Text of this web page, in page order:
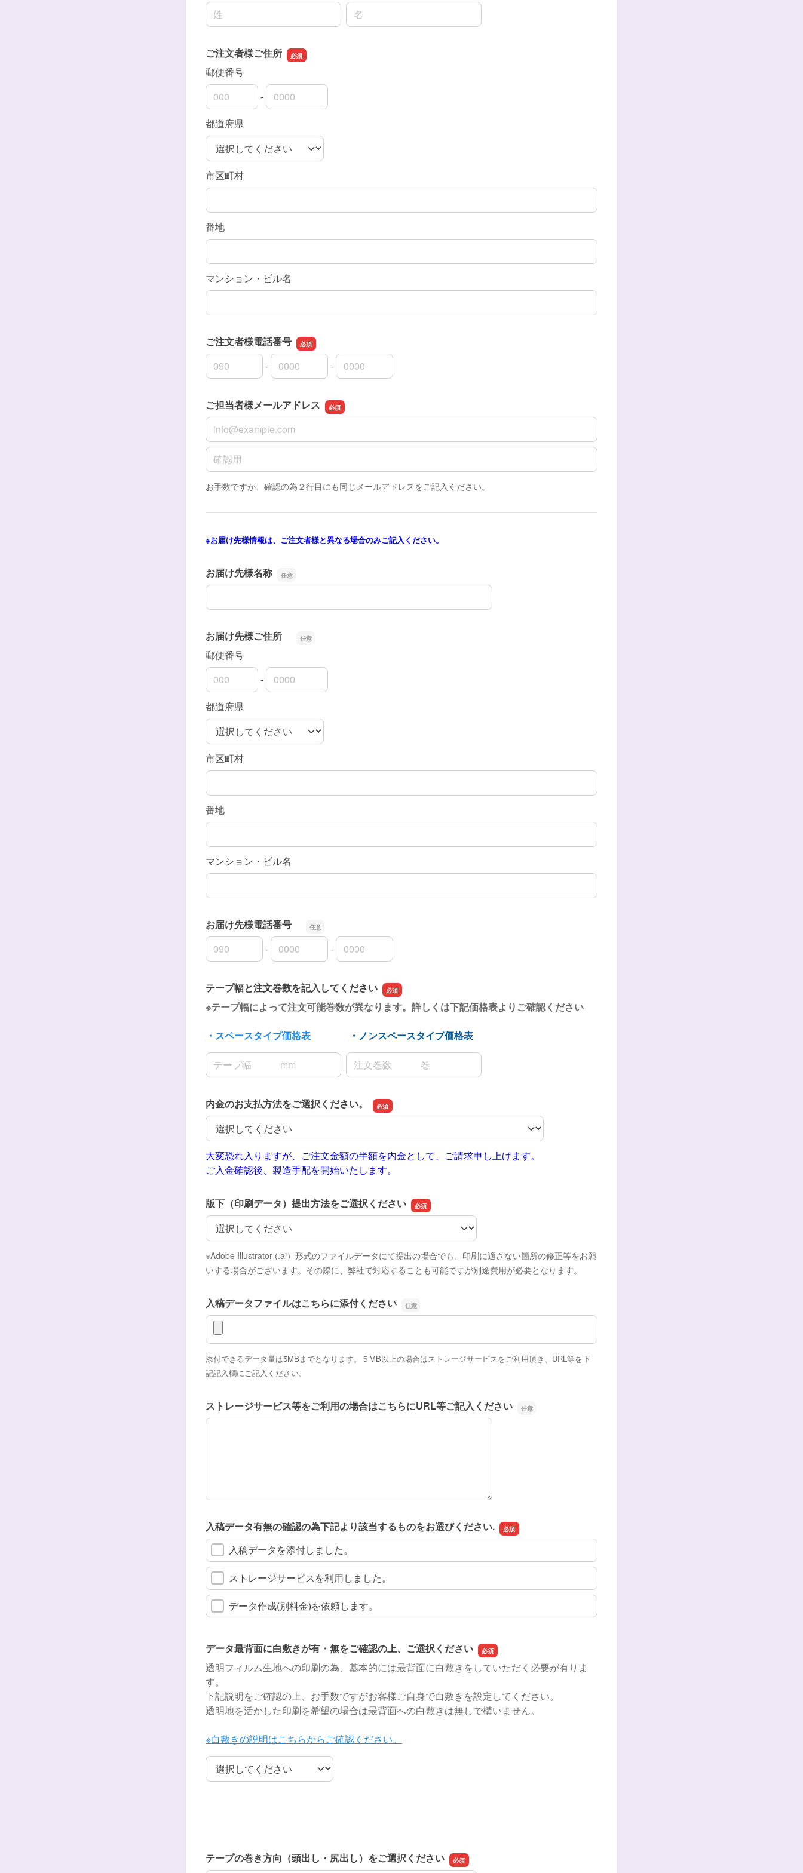
名前の姓 名前の名
ご注文者様ご住所
郵便番号
郵便番号の上3桁
-
郵便番号の下4桁
都道府県
市区町村
番地
マンション・ビル名
ご注文者様電話番号
ご注文者様電話番号の市外局番
-
ご注文者様電話番号の市内局番
-
ご注文者様電話番号の加入者番号
ご担当者様メールアドレス
ご担当者様メールアドレス
ご担当者様メールアドレスの確認用
お手数ですが、確認の為２行目にも同じメールアドレスをご記入ください。
※お届け先様情報は、ご注文者様と異なる場合のみご記入ください。
お届け先様名称
お届け先様名称
お届け先様ご住所
郵便番号
郵便番号の上3桁
-
郵便番号の下4桁
都道府県
市区町村
番地
マンション・ビル名
お届け先様電話番号
お届け先様電話番号 の市外局番
-
お届け先様電話番号 の市内局番
-
お届け先様電話番号 の加入者番号
テープ幅と注文巻数を記入してください
※テープ幅によって注文可能巻数が異なります。 詳しくは下記価格表よりご確認ください
・スペースタイプ価格表
・ノンスペースタイプ価格表
名前の姓
名前の名
内金のお支払方法をご選択ください。
内金のお支払方法をご選択ください。
大変恐れ入りますが、ご注文金額の半額を内金として、ご請求申し上げます。
ご入金確認後、製造手配を開始いたします。
版下（印刷データ）提出方法をご選択ください
版下（印刷データ）提出方法をご選択ください
※Adobe Illustrator (.ai）形式のファイルデータにて提出の場合でも、印刷に適さない箇所の修正等をお願
いする場合がございます。その際に、弊社で対応することも可能ですが別途費用が必要となります。
入稿データファイルはこちらに添付ください
入稿データファイルはこちらに添付ください
添付できるデータ量は5MBまでとなります。５MB以上の場合はストレージサービスをご利用頂き、URL等を下
記記入欄にご記入ください。
ストレージサービス等をご利用の場合はこちらにURL等ご記入ください
ストレージサービス等をご利用の場合はこちらにURL等ご記入ください
入稿データ有無の確認の為下記より該当するものをお選びください.
入稿データを添付しました。
ストレージサービスを利用しました。
データ作成(別料金)を依頼します。
データ最背面に白敷きが有・無をご確認の上、ご選択ください
透明フィルム生地への印刷の為、基本的には最背面に白敷きをしていただく必要が有りま
す。
下記説明をご確認の上、お手数ですがお客様ご自身で白敷きを設定してください。
透明地を活かした印刷を希望の場合は最背面への白敷きは無しで構いません。
※白敷きの説明はこちらからご確認ください。
データ最背面に白敷きが有・無をご確認の上、ご選択ください
テープの巻き方向（頭出し・尻出し）をご選択ください